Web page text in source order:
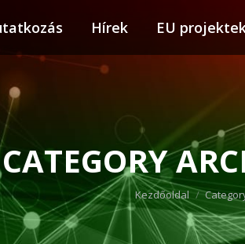
Hírek EU
CATEGORY
You are here:
Kezdőoldal
Hírek EU